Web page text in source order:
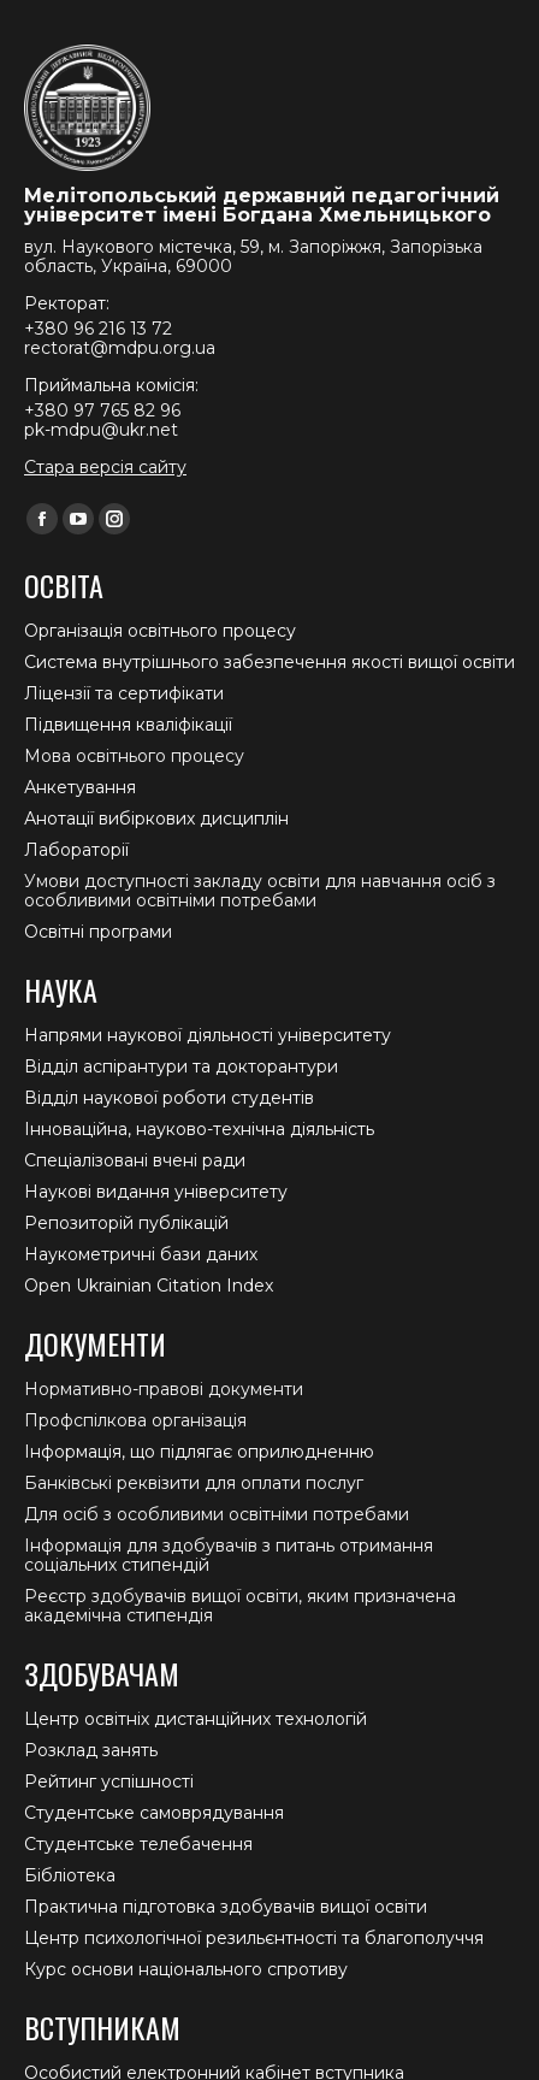
Мелітопольський державний педагогічний
університет імені Богдана Хмельницького
вул. Наукового містечка, 59, м. Запоріжжя, Запорізька
область, Україна, 69000
Ректорат:
+380 96 216 13 72
rectorat@mdpu.org.ua
Приймальна комісія:
+380 97 765 82 96
pk-mdpu@ukr.net
Стара версія сайту
Find us on:
Facebook
opens
in
new
window
YouTube
opens
in
new
window
Instagram
in
new
window
ОСВІТА
Організація освітнього процесу
Система внутрішнього забезпечення якості вищої освіти
Ліцензії та сертифікати
Підвищення кваліфікації
Мова освітнього процесу
Анкетування
Анотації вибіркових дисциплін
Лабораторії
Умови доступності закладу освіти для навчання осіб з
особливими освітніми потребами
Освітні програми
НАУКА
Напрями наукової діяльності університету
Відділ аспірантури та докторантури
Відділ наукової роботи студентів
Інноваційна, науково-технічна діяльність
Спеціалізовані вчені ради
Наукові видання університету
Репозиторій публікацій
Наукометричні бази даних
Open Ukrainian Citation Index
ДОКУМЕНТИ
Нормативно-правові документи
Профспілкова організація
Інформація, що підлягає оприлюдненню
Банківські реквізити для оплати послуг
Для осіб з особливими освітніми потребами
Інформація для здобувачів з питань отримання
соціальних стипендій
Реєстр здобувачів вищої освіти, яким призначена
академічна стипендія
ЗДОБУВАЧАМ
Центр освітніх дистанційних технологій
Розклад занять
Рейтинг успішності
Студентське самоврядування
Студентське телебачення
Бібліотека
Практична підготовка здобувачів вищої освіти
Центр психологічної резильєнтності та благополуччя
Курс основи національного спротиву
ВСТУПНИКАМ
Особистий електронний кабінет вступника